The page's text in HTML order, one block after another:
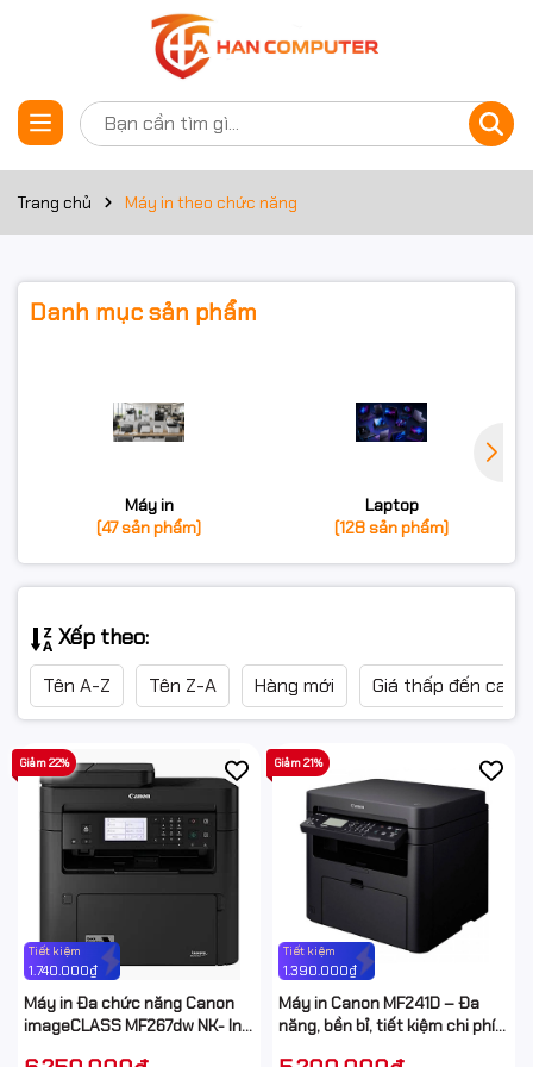
Trang chủ Máy in theo chức năng
Danh mục sản phẩm
Máy in
(47 sản phẩm)
Laptop
(128 sản phẩm)
Xếp theo:
Tên A-Z Tên Z-A Hàng mới Giá thấp đến cao
Tiết kiệm
1.740.000₫
Giảm 22%
Máy in Đa chức năng Canon
imageCLASS MF267dw NK- In,
Tiết kiệm
1.390.000₫
Giảm 21%
Máy in Canon MF241D – Đa
năng, bền bỉ, tiết kiệm chi phí